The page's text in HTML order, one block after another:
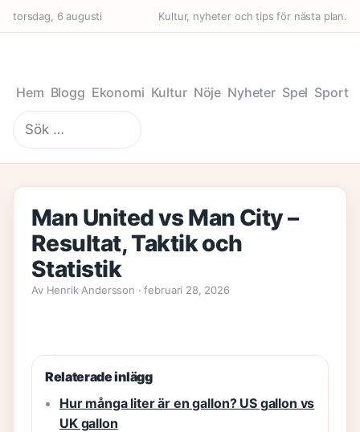
torsdag, 6 augusti Kultur, nyheter och tips för nästa plan.
Hem Blogg Ekonomi Kultur Nöje Nyheter Spel Sport
Sök
efter:
Man United vs Man City –
Resultat, Taktik och
Statistik
Av Henrik Andersson · februari 28, 2026
Relaterade inlägg
Hur många liter är en gallon? US gallon vs
UK gallon